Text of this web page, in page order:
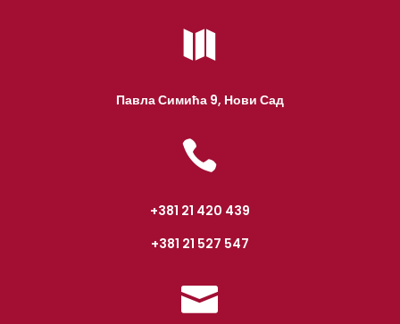

Павла Симића 9, Нови Сад

+381 21 420 439
+381 21 527 547
